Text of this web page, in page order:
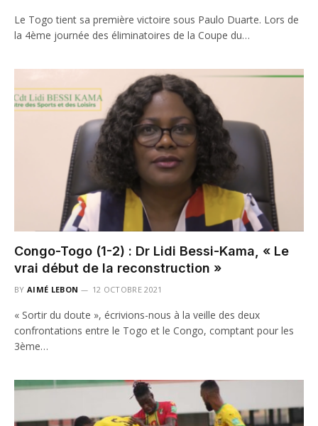
Le Togo tient sa première victoire sous Paulo Duarte. Lors de
la 4ème journée des éliminatoires de la Coupe du…
Congo-Togo (1-2) : Dr Lidi Bessi-Kama, « Le
vrai début de la reconstruction »
BY AIMÉ LEBON 12 OCTOBRE 2021
« Sortir du doute », écrivions-nous à la veille des deux
confrontations entre le Togo et le Congo, comptant pour les
3ème…